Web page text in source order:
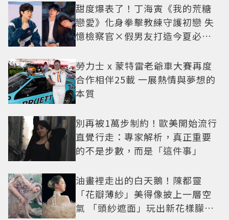
甜度爆表了！丁海寅《我的荒糖
戀愛》化身拳擊教練守護初戀 失
憶檢察官×假男友打造今夏必看
勞力士 x 蒙特雷老爺車大賽再度
合作相伴25載 一展熱情與夢想的
本質
別再被1萬步制約！歐美開始流行
直覺行走：專家解析，真正重要
的不是步數，而是「這件事」
油畫裡走出的白天鵝！陳都靈
「花瓣薄紗」美得像披上一層空
氣 「頭紗遮面」玩出新花樣朦朧